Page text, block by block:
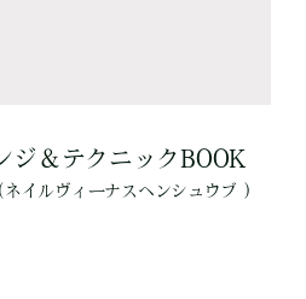
ジ＆テクニックBOOK
ネイルヴィーナスヘンシュウブ ）